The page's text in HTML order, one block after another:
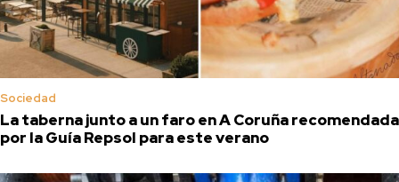
Sociedad
La taberna junto a un faro en A Coruña recomendada
por la Guía Repsol para este verano